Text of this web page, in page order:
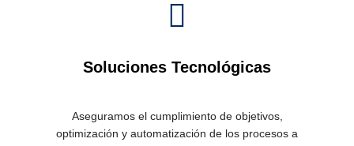
Soluciones Tecnológicas
Aseguramos el cumplimiento de objetivos,
optimización y automatización de los procesos a